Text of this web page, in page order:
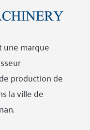
une marque
production de
la ville de